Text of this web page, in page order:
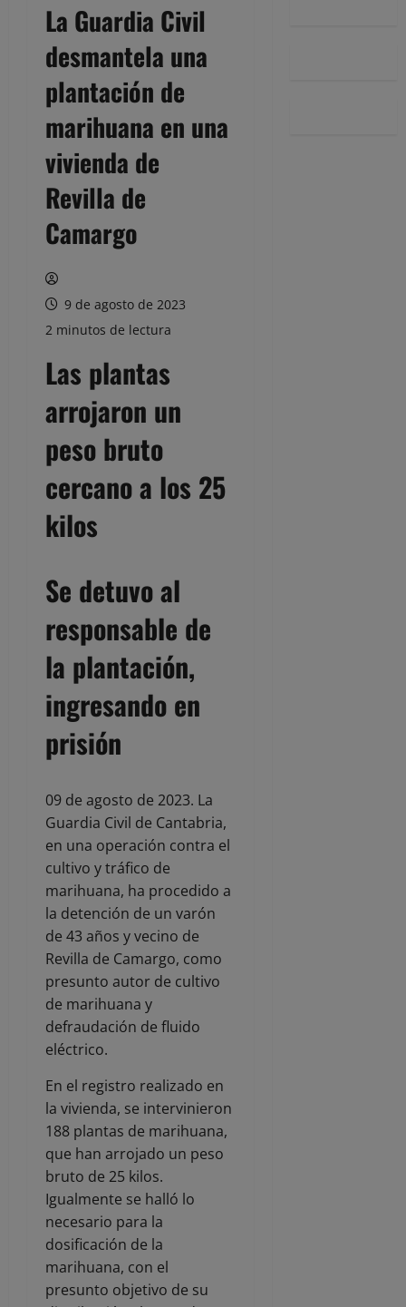
La Guardia Civil
desmantela una
plantación de
marihuana en una
vivienda de
Revilla de
Camargo
9 de agosto de 2023
2 minutos de lectura
Las plantas
arrojaron un
peso bruto
cercano a los 25
kilos
Se detuvo al
responsable de
la plantación,
ingresando en
prisión
09 de agosto de 2023. La
Guardia Civil de Cantabria,
en una operación contra el
cultivo y tráfico de
marihuana, ha procedido a
la detención de un varón
de 43 años y vecino de
Revilla de Camargo, como
presunto autor de cultivo
de marihuana y
defraudación de fluido
eléctrico.
En el registro realizado en
la vivienda, se intervinieron
188 plantas de marihuana,
que han arrojado un peso
bruto de 25 kilos.
Igualmente se halló lo
necesario para la
dosificación de la
marihuana, con el
presunto objetivo de su